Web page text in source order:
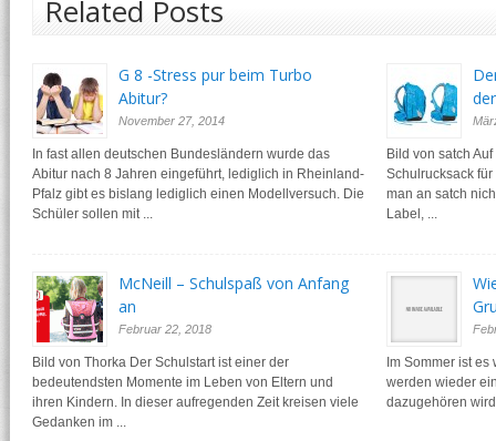
Related Posts
G 8 -Stress pur beim Turbo
Abitur?
November 27, 2014
In fast allen deutschen Bundesländern wurde das
Abitur nach 8 Jahren eingeführt, lediglich in Rheinland-
Pfalz gibt es bislang lediglich einen Modellversuch. Die
Schüler sollen mit ...
Bild von satch
Schulrucksack
man an satch
Label, ...
McNeill – Schulspaß von Anfang
an
Februar 22, 2018
Bild von Thorka Der Schulstart ist einer der
bedeutendsten Momente im Leben von Eltern und
ihren Kindern. In dieser aufregenden Zeit kreisen viele
Gedanken im ...
Im Sommer ist
werden wieder
dazugehören